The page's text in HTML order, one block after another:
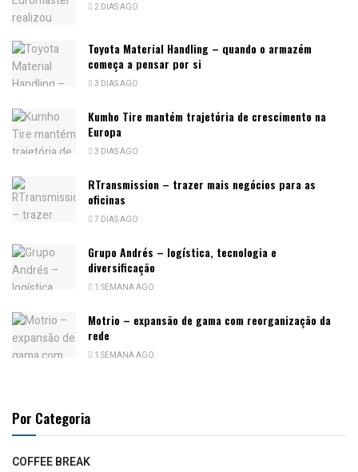
2 DIAS AGO
Toyota Material Handling – quando o armazém
começa a pensar por si
3 DIAS AGO
Kumho Tire mantém trajetória de crescimento na
Europa
3 DIAS AGO
RTransmission – trazer mais negócios para as
oficinas
7 DIAS AGO
Grupo Andrés – logística, tecnologia e
diversificação
1 SEMANA AGO
Motrio – expansão de gama com reorganização da
rede
1 SEMANA AGO
Por Categoria
COFFEE BREAK